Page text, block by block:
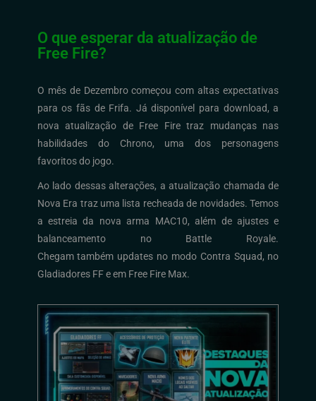
O que esperar da atualização de
Free Fire?
O mês de Dezembro começou com altas expectativas
para os fãs de Frifa. Já disponível para download, a
nova atualização de Free Fire traz mudanças nas
habilidades do Chrono, uma dos personagens
favoritos do jogo.
Ao lado dessas alterações, a atualização chamada de
Nova Era traz uma lista recheada de novidades. Temos
a estreia da nova arma MAC10, além de ajustes e
balanceamento no Battle Royale.
Chegam também updates no modo Contra Squad, no
Gladiadores FF e em Free Fire Max.